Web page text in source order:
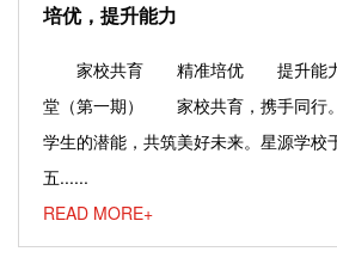
培优，提升能力
家校共育 精准培优 提升能
堂（第一期） 家校共育，携手同行
学生的潜能，共筑美好未来。星源学校
五......
READ MORE+